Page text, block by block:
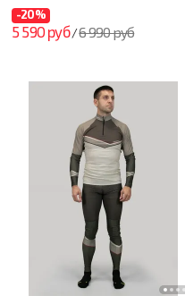
-20%
5 590 руб/6 990 руб